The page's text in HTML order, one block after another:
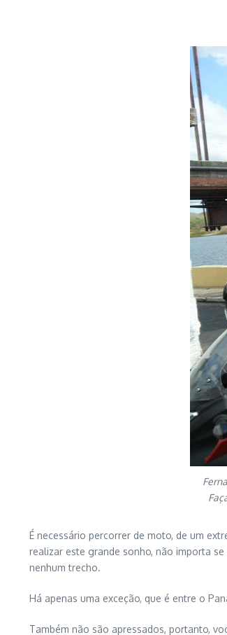
É necessário percorrer de moto, de um
realizar este grande sonho, não importa
nenhum trecho.
Há apenas uma exceção, que é entre o
Também não são apressados, portanto,